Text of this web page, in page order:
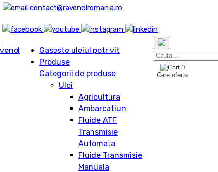
contact@ravenolromania.ro
Gaseste uleiul potrivit
Produse
Categorii de produse
Ulei
Agricultura
Ambarcatiuni
Fluide ATF
Transmisie
Automata
Fluide Transmisie
Manuala
0
Cere oferta